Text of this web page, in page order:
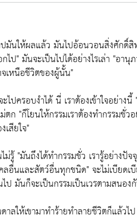
ปมันให้ผลแล้ว มันไปอ้อนวอนสิ่งศักดิ์
ไป" มันจะเป็นไปได้อย่างไรเล่า "อ
เหนือชีวิตของผู้นั้น"
ไปครอบงำได้ นี่ เราต้องเข้าใจอย่า
ตก "ก็โยนให้กรรมเราต้องทำกรรมชั่
เสียใจ"
ม่รู้ "มันถึงได้ทำกรรมชั่ว เรารู้อย่าง
อื่นและสัตว์อื่นทุกชนิด" จะไม่เบียดเ
ป มันก็จะเป็นกรรมเป็นเวรตามสนอง
ลให้เขามาทำร้ายทำลายชีวิตก็แล้ว